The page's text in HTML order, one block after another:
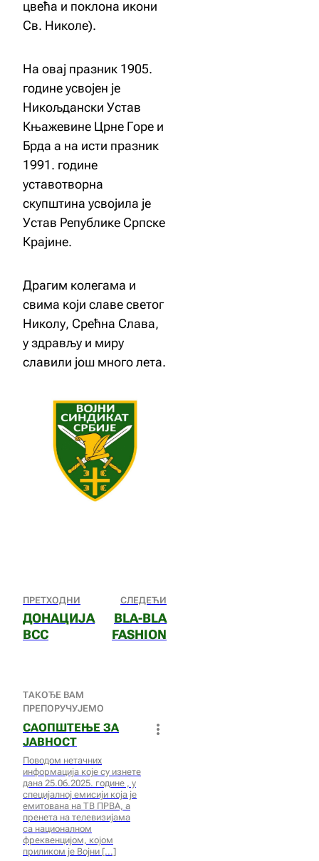
цвећа и поклона икони
Св. Николе).
На овај празник 1905.
године усвојен је
Никољдански Устав
Књажевине Црне Горе и
Брда а на исти празник
1991. године
уставотворна
скупштина усвојила је
Устав Републике Српске
Крајине.
Драгим колегама и
свима који славе светог
Николу, Срећна Слава,
у здрављу и миру
славили још много лета.
ПРЕТХОДНИ
ДОНАЦИЈА
ВСС
СЛЕДЕЋИ
BLA-BLA
FASHION
ТАКОЂЕ ВАМ
ПРЕПОРУЧУЈЕМО
САОПШТЕЊЕ ЗА
ЈАВНОСТ
Поводом нетачних
информација које су изнете
дана 25.06.2025. године , у
специјалној емисији која је
емитована на ТВ ПРВА, а
пренета на телевизијама
са националном
фреквенцијом, којом
приликом је Војни